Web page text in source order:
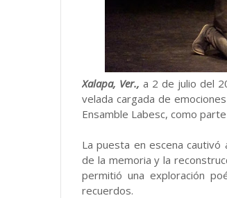
Xalapa, Ver., a 2 de julio del
velada cargada de
Ensamble Labesc, como
La puesta en escena
de la memoria y la
permitió una exploración
recuerdos.